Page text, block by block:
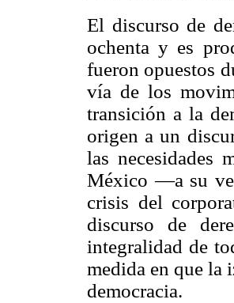
El discurso de
ochenta y es
fueron opuestos
vía de los
transición a la
origen a un
las necesidades
México —a su
crisis del
discurso de
integralidad de
medida en que la
democracia.